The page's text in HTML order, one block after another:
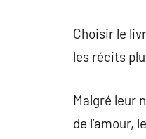
Choisir le
les récits
Malgré leur
de l’amour,